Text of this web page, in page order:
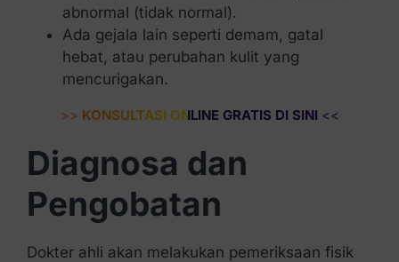
abnormal (tidak normal).
Ada gejala lain seperti demam, gatal
hebat, atau perubahan kulit yang
mencurigakan.
>> KONSULTASI ONLINE GRATIS DI SINI <<
Diagnosa dan
Pengobatan
Dokter ahli akan melakukan pemeriksaan fisik